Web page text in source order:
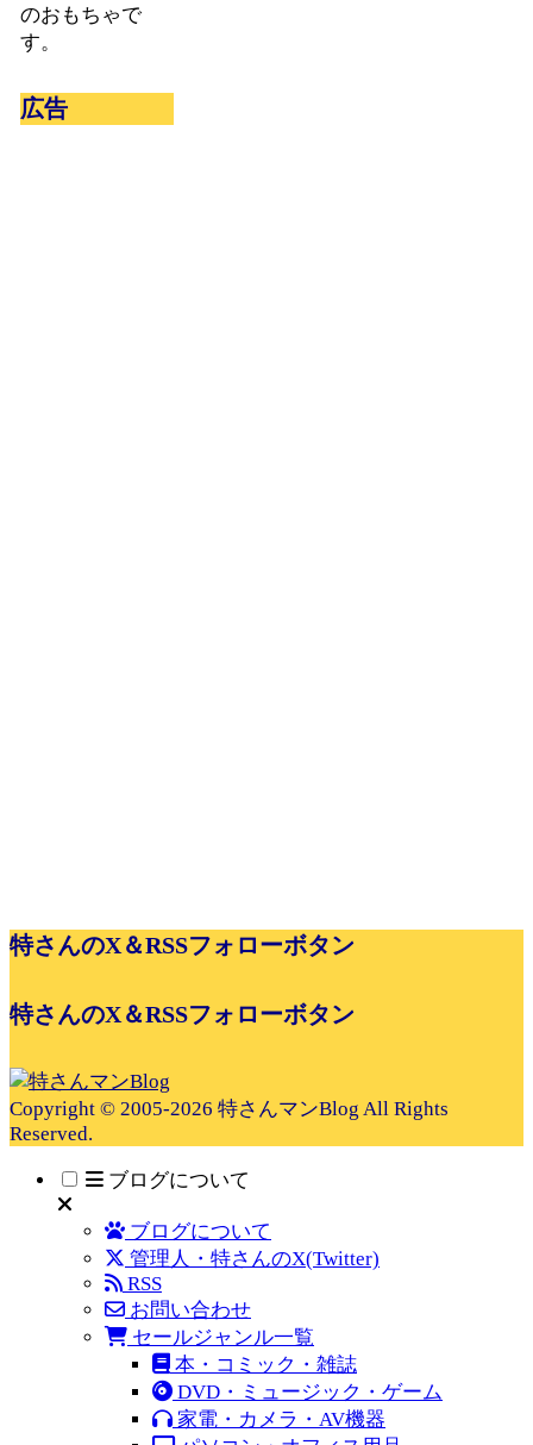
のおもちゃで
す。
広告
特さんのX＆RSSフォローボタン
特さんのX＆RSSフォローボタン
Copyright © 2005-2026 特さんマンBlog All Rights
Reserved.
ブログについて
ブログについて
管理人・特さんのX(Twitter)
RSS
お問い合わせ
セールジャンル一覧
本・コミック・雑誌
DVD・ミュージック・ゲーム
家電・カメラ・AV機器